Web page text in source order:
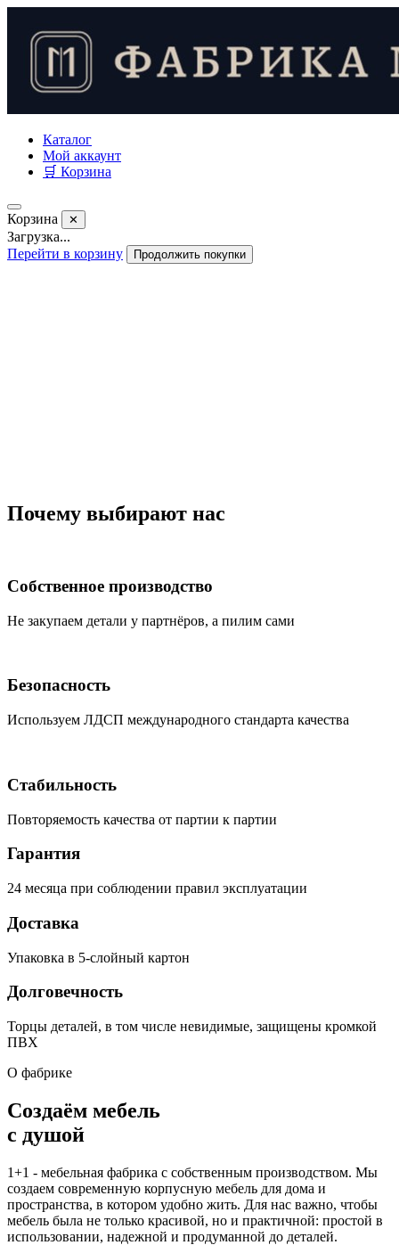
Каталог
Мой аккаунт
🛒 Корзина
Корзина ✕
Загрузка...
Перейти в корзину
Продолжить покупки
Почему выбирают нас
Собственное производство
Не закупаем детали у партнёров, а пилим сами
Безопасность
Используем ЛДСП международного стандарта качества
Стабильность
Повторяемость качества от партии к партии
Гарантия
24 месяца при соблюдении правил эксплуатации
Доставка
Упаковка в 5-слойный картон
Долговечность
Торцы деталей, в том числе невидимые, защищены кромкой
ПВХ
О фабрике
Создаём мебель
с душой
1+1 - мебельная фабрика с собственным производством. Мы
создаем современную корпусную мебель для дома и
пространства, в котором удобно жить. Для нас важно, чтобы
мебель была не только красивой, но и практичной: простой в
использовании, надежной и продуманной до деталей.